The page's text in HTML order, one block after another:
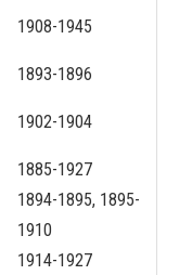
1908-1945
1893-1896
1902-1904
1885-1927
1894-1895, 1895-
1910
1914-1927